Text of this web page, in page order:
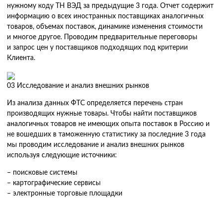
нужному коду ТН ВЭД за предыдущие 3 года. Отчет содержит
информацию о всех иностранных поставщиках аналогичных
товаров, объемах поставок, динамике изменения стоимости
и многое другое. Проводим предварительные переговоры
и запрос цен у поставщиков подходящих под критерии
Клиента.
03 Исследование и анализ внешних рынков
Из анализа данных ФТС определяется перечень стран
производящих нужные товары. Чтобы найти поставщиков
аналогичных товаров не имеющих опыта поставок в Россию и
не вошедших в таможенную статистику за последние 3 года
мы проводим исследование и анализ внешних рынков
используя следующие источники:
– поисковые системы
– картографические сервисы
– электронные торговые площадки